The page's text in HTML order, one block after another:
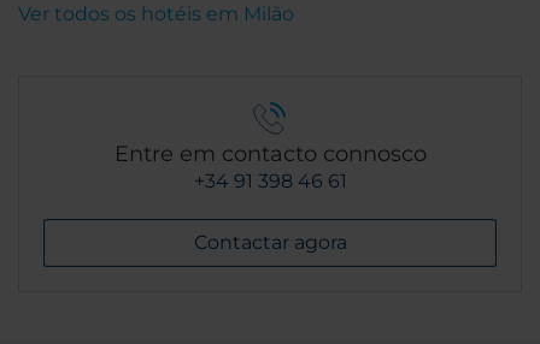
Ver todos os hotéis em Milão
Entre em contacto connosco
+34 91 398 46 61
Contactar agora